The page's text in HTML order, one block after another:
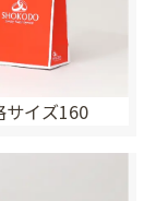
サイズ160